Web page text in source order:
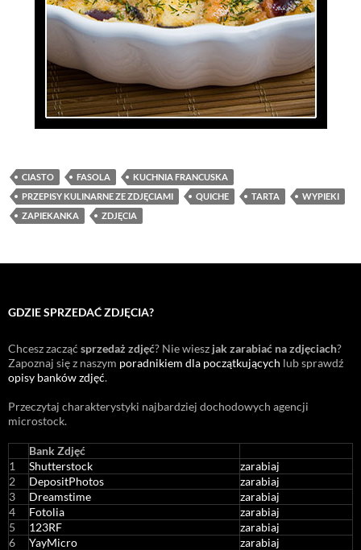
CIASTO FASOLA
KUCHNIA FRANCUSKA
PRZEPISY KULINARNE ZE ZDJĘCIAMI
QUICHE TARTA
WYPIEKI
ZAPIEKANKA
ZDJĘCIA
GDZIE SPRZEDAĆ ZDJĘCIA?
Chcesz zacząć sprzedaż zdjęć? Nie wiesz jak zarabiać na zdjęciach?
Zapoznaj się z naszym poradnikiem dla początkujących lub sprawdź
opisy banków zdjęć.
Przeczytaj charakterystyki najbardziej dochodowych agencji
microstock.
Bank Zdjęć
1
Shutterstock
zarabiaj
2
DepositPhotos
zarabiaj
3
Dreamstime
zarabiaj
4
Fotolia
zarabiaj
5
123RF
zarabiaj
6
YayMicro
zarabiaj